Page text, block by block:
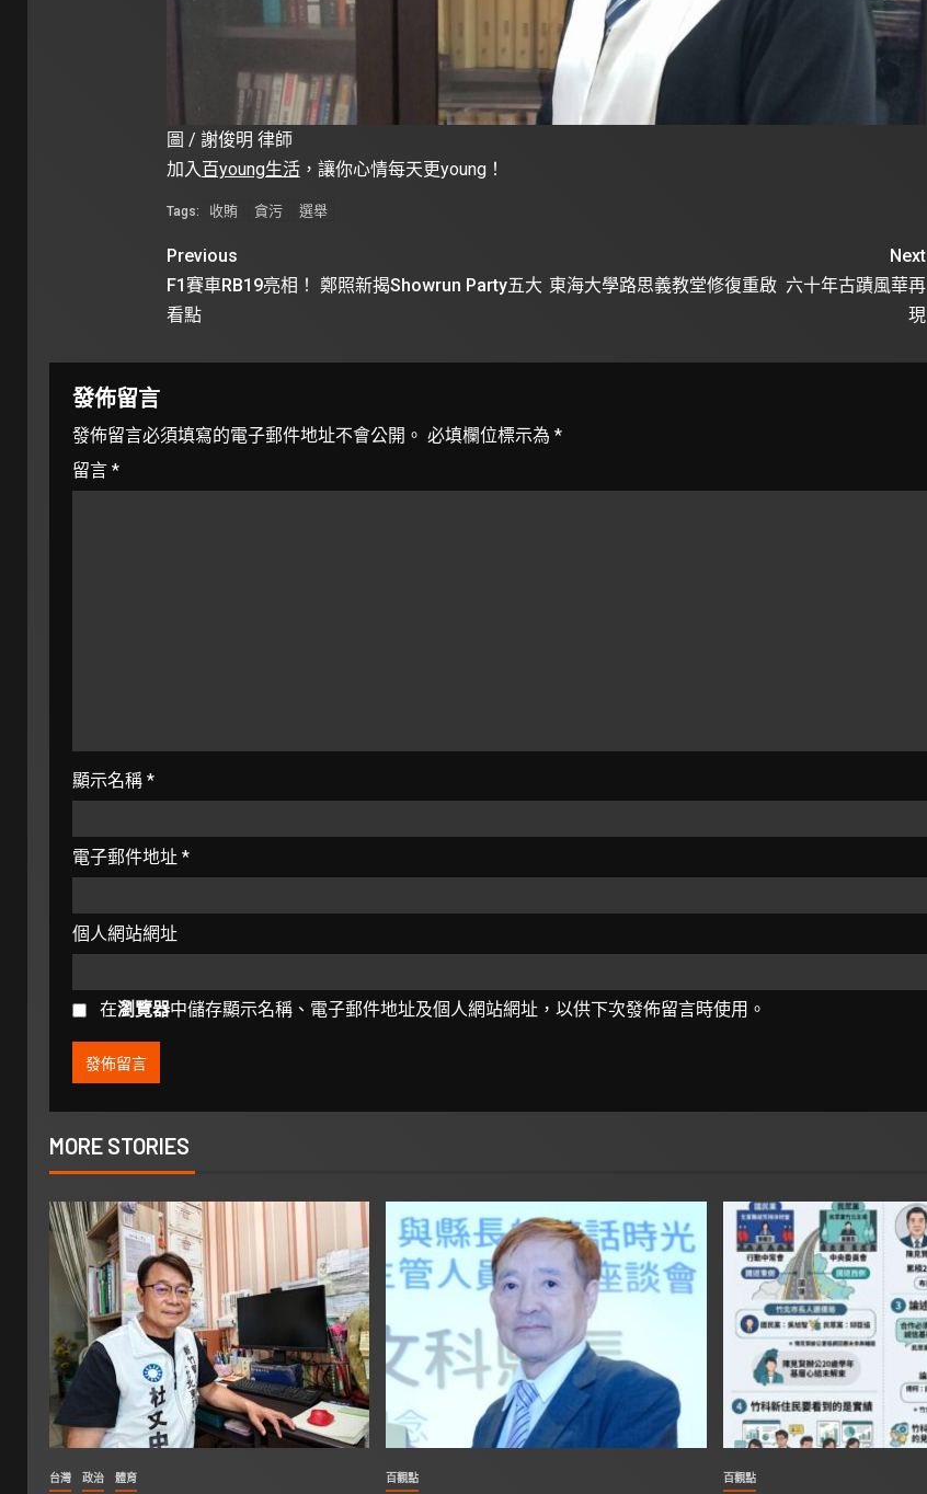
圖 / 謝俊明 律師
加入 百young生活，讓你心情每天更young！
Tags: 收賄 貪污 選舉
Previous
F1賽車RB19亮相！ 鄭照新揭Showrun Party五大
看點
Next
東海大學路思義教堂修復重啟 六十年古蹟風華再
現
發佈留言
發佈留言必須填寫的電子郵件地址不會公開。 必填欄位標示為 *
留言 *
顯示名稱 *
電子郵件地址 *
個人網站網址
在瀏覽器中儲存顯示名稱、電子郵件地址及個人網站網址，以供下次發佈留言時使用。
MORE STORIES
台灣 政治 體育 百觀點 百觀點